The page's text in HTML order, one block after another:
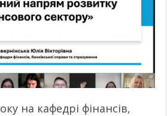
на кафедрі фінансів,